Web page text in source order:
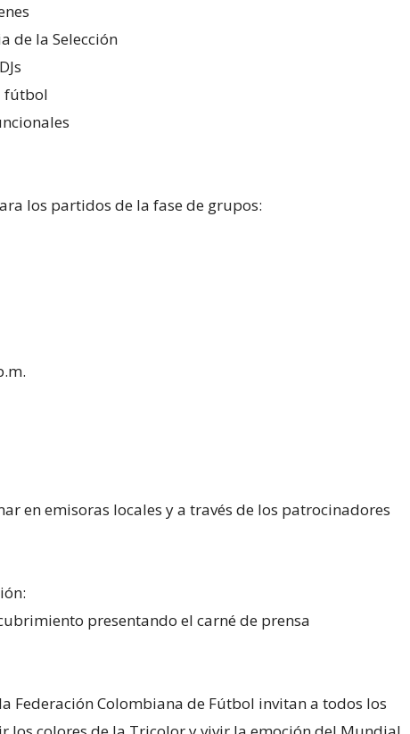
de la Selección
fútbol
los partidos de la fase de grupos:
en emisoras locales y a través de los patrocinadores
presentando el carné de prensa
Federación Colombiana de Fútbol invitan a todos los